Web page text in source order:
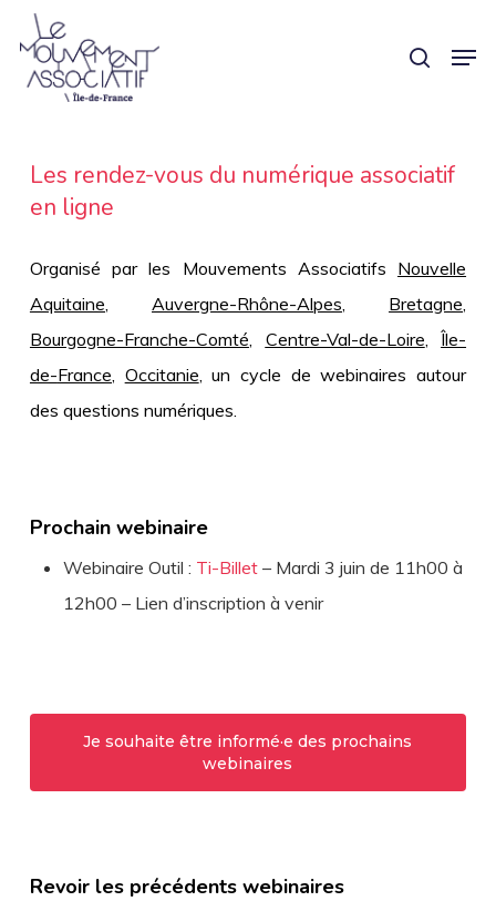
main
search
Les rendez-vous du numérique associatif
en ligne
Organisé par les Mouvements Associatifs Nouvelle
Aquitaine, Auvergne-Rhône-Alpes, Bretagne,
Bourgogne-Franche-Comté, Centre-Val-de-Loire,Île-
de-France, Occitanie, un cycle de webinaires autour
des questions numériques.
Prochain webinaire
Webinaire Outil : Ti-Billet – Mardi 3 juin de 11h00 à
12h00 – Lien d’inscription à venir
Je souhaite être informé·e des prochains
webinaires
Revoir les précédents webinaires
Panneau de gestion des cookies